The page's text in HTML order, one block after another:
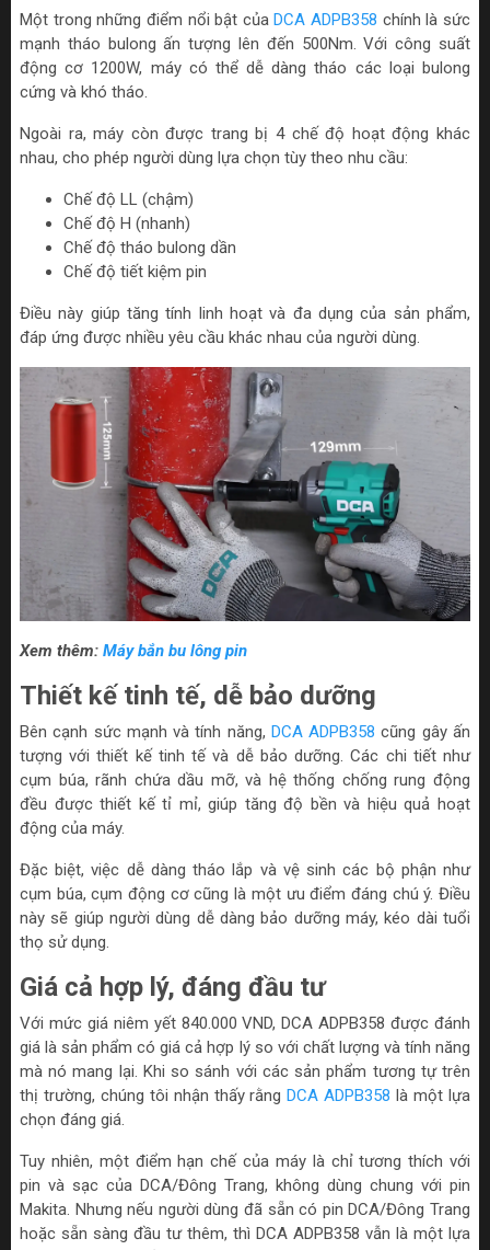
Một trong những điểm nổi bật củaDCA ADPB358 chính là sức
mạnh tháo bulong ấn tượng lên đến 500Nm. Với công suất
động cơ 1200W, máy có thể dễ dàng tháo các loại bulong
cứng và khó tháo.
Ngoài ra, máy còn được trang bị 4 chế độ hoạt động khác
nhau, cho phép người dùng lựa chọn tùy theo nhu cầu:
Chế độ LL (chậm)
Chế độ H (nhanh)
Chế độ tháo bulong dần
Chế độ tiết kiệm pin
Điều này giúp tăng tính linh hoạt và đa dụng của sản phẩm,
đáp ứng được nhiều yêu cầu khác nhau của người dùng.
Xem thêm: Máy bắn bu lông pin
Thiết kế tinh tế, dễ bảo dưỡng
Bên cạnh sức mạnh và tính năng, DCA ADPB358 cũng gây ấn
tượng với thiết kế tinh tế và dễ bảo dưỡng. Các chi tiết như
cụm búa, rãnh chứa dầu mỡ, và hệ thống chống rung động
đều được thiết kế tỉ mỉ, giúp tăng độ bền và hiệu quả hoạt
động của máy.
Đặc biệt, việc dễ dàng tháo lắp và vệ sinh các bộ phận như
cụm búa, cụm động cơ cũng là một ưu điểm đáng chú ý. Điều
này sẽ giúp người dùng dễ dàng bảo dưỡng máy, kéo dài tuổi
thọ sử dụng.
Giá cả hợp lý, đáng đầu tư
Với mức giá niêm yết 840.000 VND, DCA ADPB358 được đánh
giá là sản phẩm có giá cả hợp lý so với chất lượng và tính năng
mà nó mang lại. Khi so sánh với các sản phẩm tương tự trên
thị trường, chúng tôi nhận thấy rằngDCA ADPB358 là một lựa
chọn đáng giá.
Tuy nhiên, một điểm hạn chế của máy là chỉ tương thích với
pin và sạc của DCA/Đông Trang, không dùng chung với pin
Makita. Nhưng nếu người dùng đã sẵn có pin DCA/Đông Trang
hoặc sẵn sàng đầu tư thêm, thì DCA ADPB358 vẫn là một lựa